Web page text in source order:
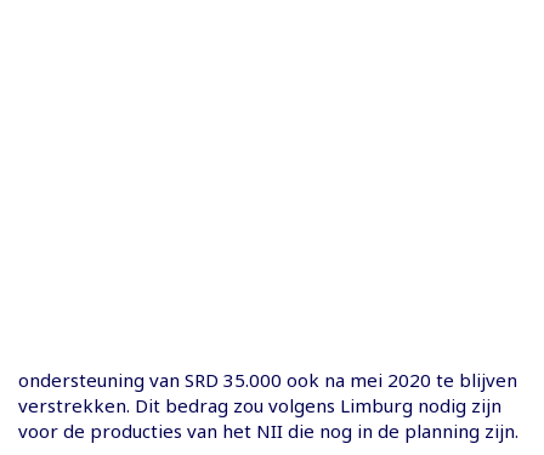
ondersteuning van SRD 35.000 ook na mei 2020 te blijven
verstrekken. Dit bedrag zou volgens Limburg nodig zijn
voor de producties van het NII die nog in de planning zijn.